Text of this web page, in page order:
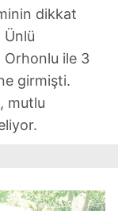
dikkat
Ünlü
Orhonlu ile 3
girmişti.
mutlu